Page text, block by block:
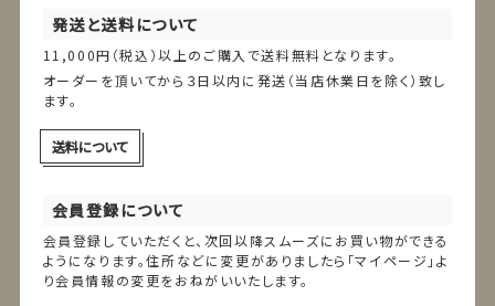
発送と送料について
11,000円（税込）以上のご購入で送料無料となります。
オーダーを頂いてから３日以内に発送（当店休業日を除く）致し
ます。
送料について
会員登録について
会員登録していただくと、次回以降スムーズにお買い物ができる
ようになります。住所などに変更がありましたら「マイページ」よ
り会員情報の変更をおねがいいたします。